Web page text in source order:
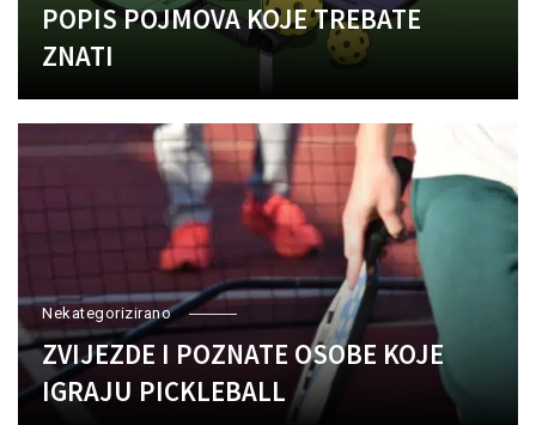
POPIS POJMOVA KOJE TREBATE
ZNATI
Nekategorizirano
ZVIJEZDE I POZNATE OSOBE KOJE
IGRAJU PICKLEBALL